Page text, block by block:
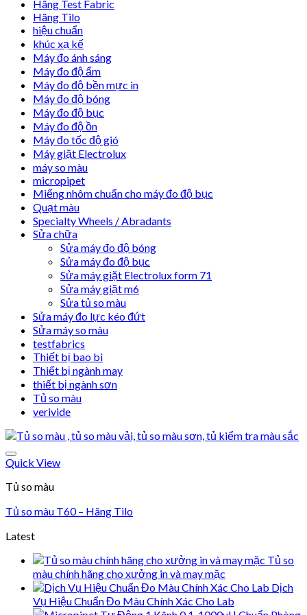
Hãng Test Fabric
Hãng Tilo
hiệu chuẩn
khúc xạ kế
Máy đo ánh sáng
Máy đo độ ẩm
Máy đo độ bền mực in
Máy đo độ bóng
Máy đo độ bục
Máy đo độ ồn
Máy đo tốc độ gió
Máy giặt Electrolux
máy so màu
micropipet
Miếng nhôm chuẩn cho máy đo độ bục
Quạt màu
Specialty Wheels / Abradants
Sửa chữa
Sửa máy đo độ bóng
Sửa máy đo độ bục
Sửa máy giặt Electrolux form 71
Sửa máy giặt m6
Sửa tủ so màu
Sửa máy đo lực kéo đứt
Sửa máy so màu
testfabrics
Thiết bị bao bì
Thiết bị ngành may
thiết bị ngành sơn
Tủ so màu
verivide
Quick View
Tủ so màu
Tủ so màu T60 – Hãng Tilo
Latest
Tủ so
màu chính hãng cho xưởng in và may mặc
Dịch
Vụ Hiệu Chuẩn Đo Màu Chính Xác Cho Lab